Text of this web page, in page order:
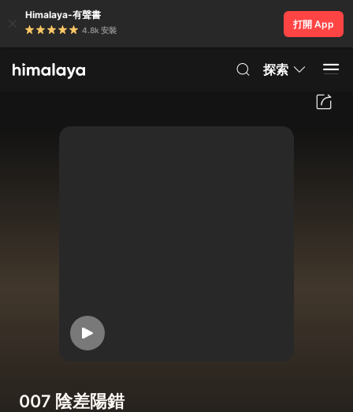
Himalaya-有聲書
4.8k 安裝
打開 App
探索
007 陰差陽錯